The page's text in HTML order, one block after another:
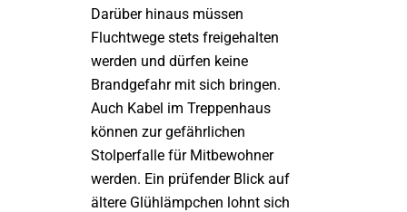
Darüber hinaus müssen
Fluchtwege stets freigehalten
werden und dürfen keine
Brandgefahr mit sich bringen.
Auch Kabel im Treppenhaus
können zur gefährlichen
Stolperfalle für Mitbewohner
werden. Ein prüfender Blick auf
ältere Glühlämpchen lohnt sich